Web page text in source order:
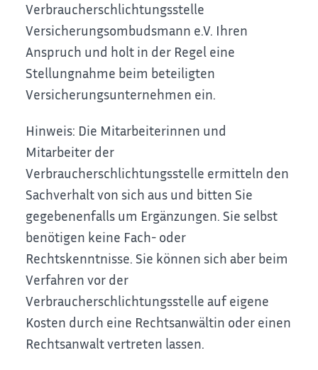
Verbraucherschlichtungsstelle
Versicherungsombudsmann e.V. Ihren
Anspruch und holt in der Regel eine
Stellungnahme beim beteiligten
Versicherungsunternehmen ein.
Hinweis: Die Mitarbeiterinnen und
Mitarbeiter der
Verbraucherschlichtungsstelle ermitteln den
Sachverhalt von sich aus und bitten Sie
gegebenenfalls um Ergänzungen. Sie selbst
benötigen keine Fach- oder
Rechtskenntnisse. Sie können sich aber beim
Verfahren vor der
Verbraucherschlichtungsstelle auf eigene
Kosten durch eine Rechtsanwältin oder einen
Rechtsanwalt vertreten lassen.